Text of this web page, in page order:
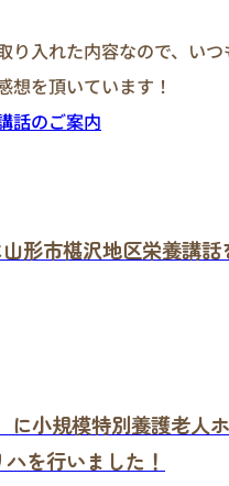
り入れた内容なので、い
想を頂いています！
話のご案内
形市椹沢地区栄養講話
に小規模特別養護老人
を行いました！